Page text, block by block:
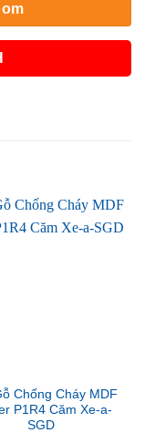
Chống Cháy MDF
P1R4 Căm Xe-a-
SGD